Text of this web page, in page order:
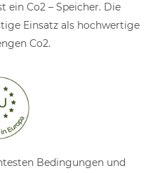
ein Co2 – Speicher. Die
Einsatz als hochwertige
Co2.
Bedingungen und